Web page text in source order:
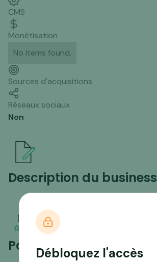
CMS
Monétisation
No items found.
Sources d'acquisitions
Réseaux sociaux
Non
Description du business
Débloquez l'accès
Points forts